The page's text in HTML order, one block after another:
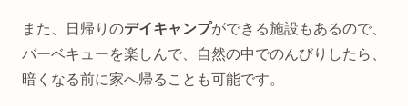
また、日帰りのデイキャンプができる施設もあるので、
バーベキューを楽しんで、自然の中でのんびりしたら、
暗くなる前に家へ帰ることも可能です。